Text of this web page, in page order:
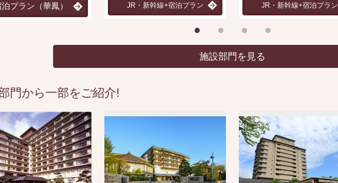
プラン（華鳳） JR・新幹線+宿泊プラン JR・新幹線+宿泊プラン
施設部門を見る
門から一部をご紹介!